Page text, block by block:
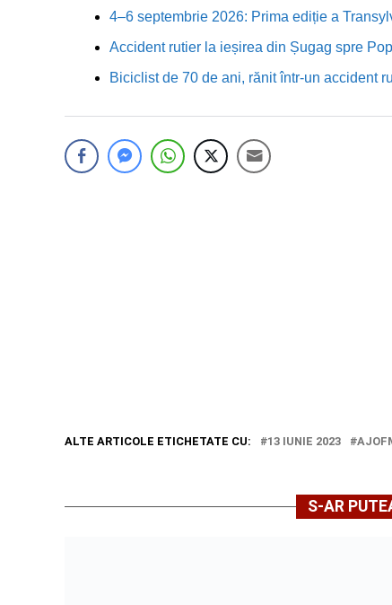
4–6 septembrie 2026: Prima ediție a
Accident rutier la ieșirea din Șugag spre
Biciclist de 70 de ani, rănit într-un accident
ALTE ARTICOLE ETICHETATE CU: 13 IUNIE 2023
S-AR